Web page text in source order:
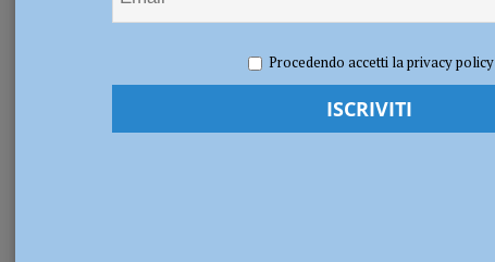
nido, Tagliaferri (FdI): “Verificare subito la situazione nella provincia di Piacenza”
Procedendo accetti la privacy policy